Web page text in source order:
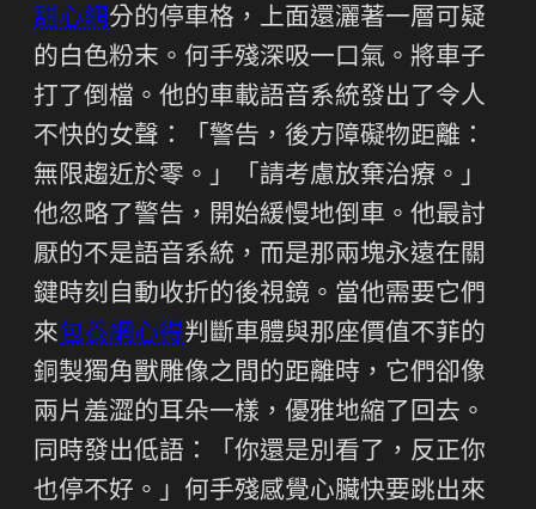
甜心網分的停車格，上面還灑著一層可疑
的白色粉末。何手殘深吸一口氣。將車子
打了倒檔。他的車載語音系統發出了令人
不快的女聲：「警告，後方障礙物距離：
無限趨近於零。」「請考慮放棄治療。」
他忽略了警告，開始緩慢地倒車。他最討
厭的不是語音系統，而是那兩塊永遠在關
鍵時刻自動收折的後視鏡。當他需要它們
來包養網心得判斷車體與那座價值不菲的
銅製獨角獸雕像之間的距離時，它們卻像
兩片羞澀的耳朵一樣，優雅地縮了回去。
同時發出低語：「你還是別看了，反正你
也停不好。」何手殘感覺心臟快要跳出來